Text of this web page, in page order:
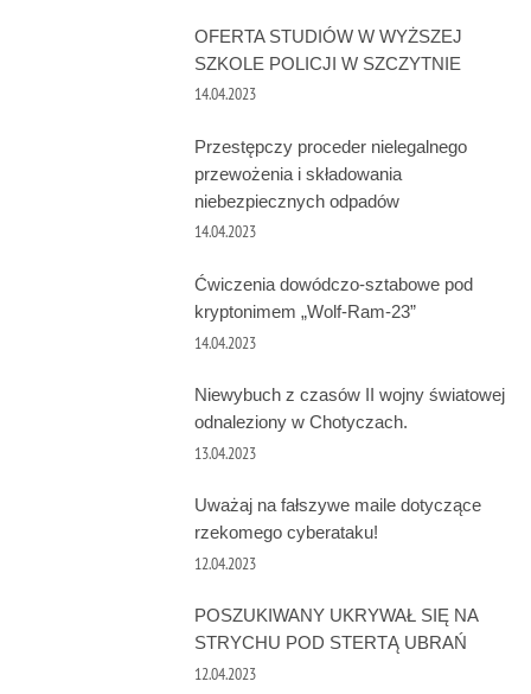
OFERTA STUDIÓW W WYŻSZEJ
SZKOLE POLICJI W SZCZYTNIE
14.04.2023
Przestępczy proceder nielegalnego
przewożenia i składowania
niebezpiecznych odpadów
14.04.2023
Ćwiczenia dowódczo-sztabowe pod
kryptonimem „Wolf-Ram-23”
14.04.2023
Niewybuch z czasów II wojny światowej
odnaleziony w Chotyczach.
13.04.2023
Uważaj na fałszywe maile dotyczące
rzekomego cyberataku!
12.04.2023
POSZUKIWANY UKRYWAŁ SIĘ NA
STRYCHU POD STERTĄ UBRAŃ
12.04.2023